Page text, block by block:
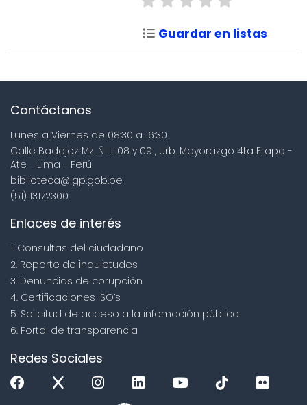
Guardar en listas
Contáctanos
Lunes a Viernes de 08:30 a 16:30
Calle Badajoz Mz. Ñ Lt 08 y 09 , Urb. Mayorazgo 4ta Etapa -
Ate - Lima - Perú
biblioteca@igp.gob.pe
(51) 13172300
Enlaces de interés
1. Consultas del ciudadano
2. Reporte de inquietudes
3. Denuncias de corupción
4. Certificaciones ISO’s
5. Solicitud de acceso a la infomación pública
6. Portal de transparencia
Redes Sociales